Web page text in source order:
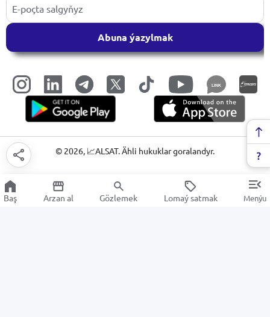
Abuna ýazylmak
LINK
© 2026, 📈ALSAT. Ähli hukuklar goralandyr.
Baş Arzan al Gözlemek Lomaý satmak Menýu